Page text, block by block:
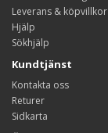
Leverans & köpvillkor
Hjälp
Sökhjälp
Kundtjänst
Kontakta oss
Returer
Sidkarta